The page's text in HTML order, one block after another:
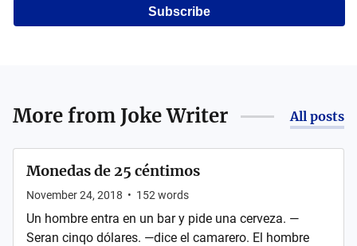
Subscribe
More from Joke Writer All posts
Monedas de 25 céntimos
November 24, 2018 • 152 words
Un hombre entra en un bar y pide una cerveza. —
Seran cinqo dólares. —dice el camarero. El hombre